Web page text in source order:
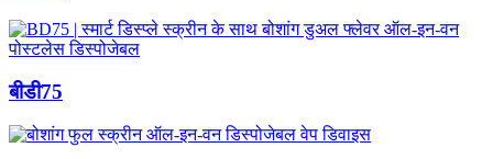
बीडी75